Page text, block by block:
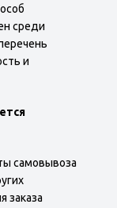
среди
и
самовывоза
заказа